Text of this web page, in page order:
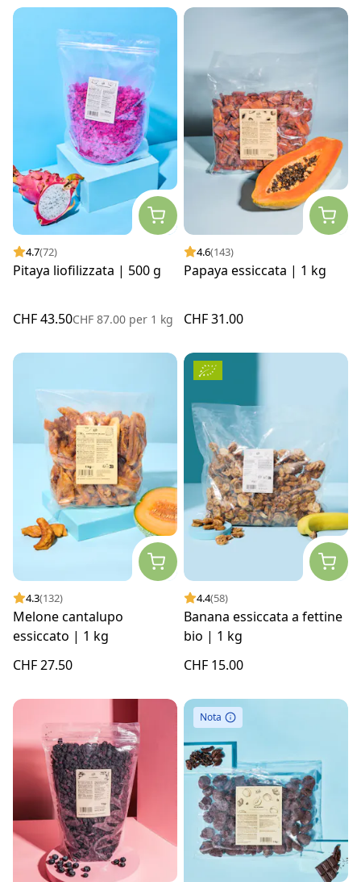
4.7(72)
Pitaya liofilizzata | 500 g
CHF 43.50CHF 87.00 per 1 kg
4.6(143)
Papaya essiccata | 1 kg
CHF 31.00
4.3(132)
Melone cantalupo
essiccato | 1 kg
CHF 27.50
4.4(58)
Banana essiccata a fettine
bio | 1 kg
CHF 15.00
Nota